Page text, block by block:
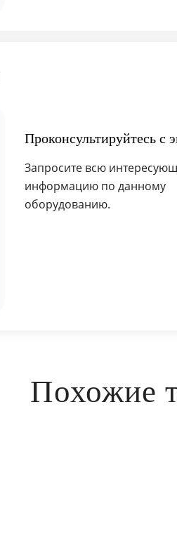
Проконсультируйтесь с
Запросите всю
информацию по данному
оборудованию.
Похожие